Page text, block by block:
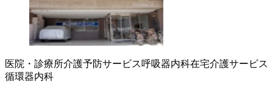
医院・診療所介護予防サービス呼吸器内科在宅介護サービス
循環器内科